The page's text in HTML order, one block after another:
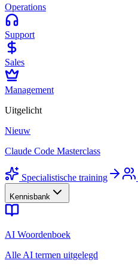
Operations
Support
Sales
Management
Uitgelicht
Nieuw
Claude Code Masterclass
Specialistische training
Kennisbank
AI Woordenboek
Alle AI termen uitgelegd